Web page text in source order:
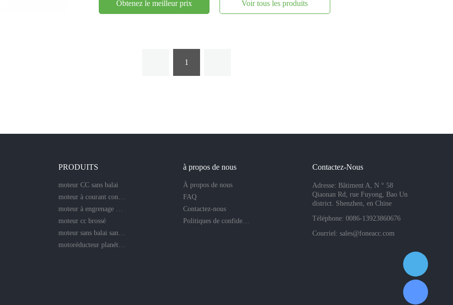
Obtenez le meilleur prix Voir tous les produits
1
PRODUITS
moteur CC sans balai
moteur cc brossé
à propos de nous
À propos de nous
FAQ
Contactez-nous
Contactez-Nous
Adresse: Bâtiment A, N ° 58
Qiaonan Rd, rue Fuyong, Bao Un
district. Shenzhen, en Chine
Téléphone: 0086-13923860676
Courriel: sales@foneacc.com